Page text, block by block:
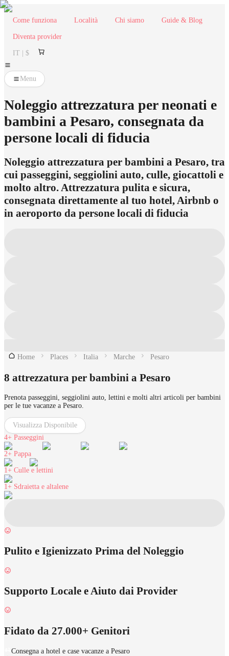
Come funziona Località Chi siamo Guide & Blog
Diventa provider
IT | $
Menu
Noleggio attrezzatura per neonati e
bambini a Pesaro, consegnata da
persone locali di fiducia
Noleggio attrezzatura per bambini a Pesaro, tra
cui passeggini, seggiolini auto, culle, giocattoli e
molto altro. Attrezzatura pulita e sicura,
consegnata direttamente al tuo hotel, Airbnb o
in aeroporto da persone locali di fiducia
Home Places Italia Marche Pesaro
8 attrezzatura per bambini a Pesaro
Prenota passeggini, seggiolini auto, lettini e molti altri articoli per bambini
per le tue vacanze a Pesaro.
Visualizza Disponibile
4+ Passeggini
2+ Pappa
1+ Culle e lettini
1+ Sdraietta e altalene
Pulito e Igienizzato Prima del Noleggio
Supporto Locale e Aiuto dai Provider
Fidato da 27.000+ Genitori
Consegna a hotel e case vacanze a Pesaro